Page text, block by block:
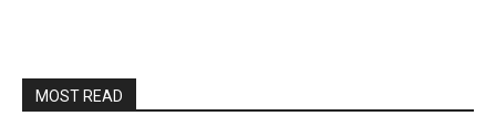
MOST READ